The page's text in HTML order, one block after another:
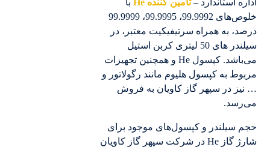
اداره استاندارد –تامین کننده He
با
خلوص‌های 99.9992، 99.9995، 99.9999
درصد، به همراه سرتیفیکیت معتبر، در
سیلندر های 50 لیتری کربن استیل
می‌باشد. کپسول He و همچنین تجهیزات
مربوط به کپسول هلیوم مانند رگولاتور و
… نیز در سپهر گاز کاویان به فروش
می‌رسد.
حجم سیلندر و کپسول‌های موجود برای
شارژ گاز He در شرکت سپهر گاز کاویان